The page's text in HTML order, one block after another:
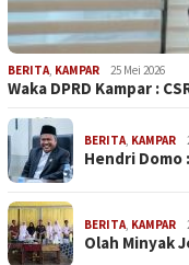
BERITA, KAMPAR 25 Mei 2026
Waka DPRD Kampar :
BERITA, KAMPAR
Hendri Domo
BERITA, KAMPAR
Olah Minyak